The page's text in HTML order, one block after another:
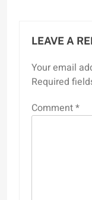
LEAVE A
Your email
Required
Comment*